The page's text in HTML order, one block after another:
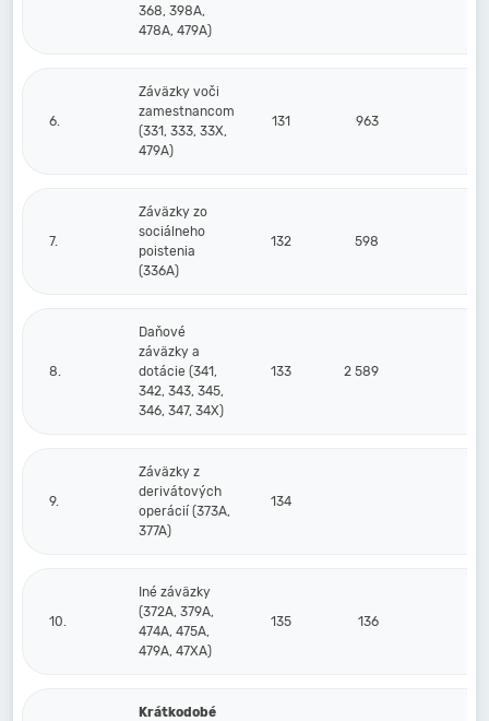
368, 398A,
478A, 479A)
6.
Záväzky voči
zamestnancom
(331, 333, 33X,
479A)
131 963
7.
Záväzky zo
sociálneho
poistenia
(336A)
132 598
8.
Daňové
záväzky a
dotácie (341,
342, 343, 345,
346, 347, 34X)
133 2 589
9.
Záväzky z
derivátových
operácií (373A,
377A)
134
10.
Iné záväzky
(372A, 379A,
474A, 475A,
479A, 47XA)
135 136
Krátkodobé